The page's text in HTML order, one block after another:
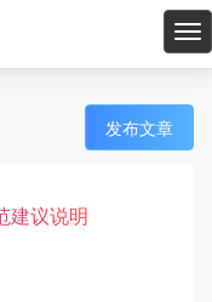
星
引
发布文章
建议说明